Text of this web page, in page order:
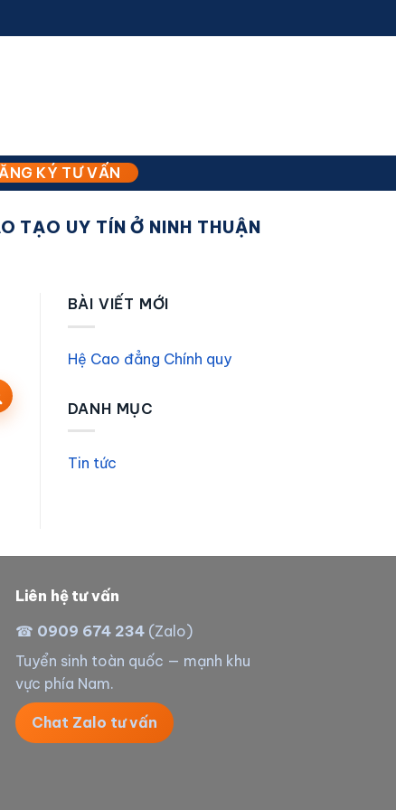
KÝ TƯ VẤN
TẠO UY TÍN Ở NINH THUẬN
BÀI VIẾT MỚI
Hệ Cao đẳng Chính quy
DANH MỤC
Tin tức
Liên hệ tư vấn
☎ 0909 674 234(Zalo)
Tuyển sinh toàn quốc — mạnh khu
vực phía Nam.
Chat Zalo tư vấn